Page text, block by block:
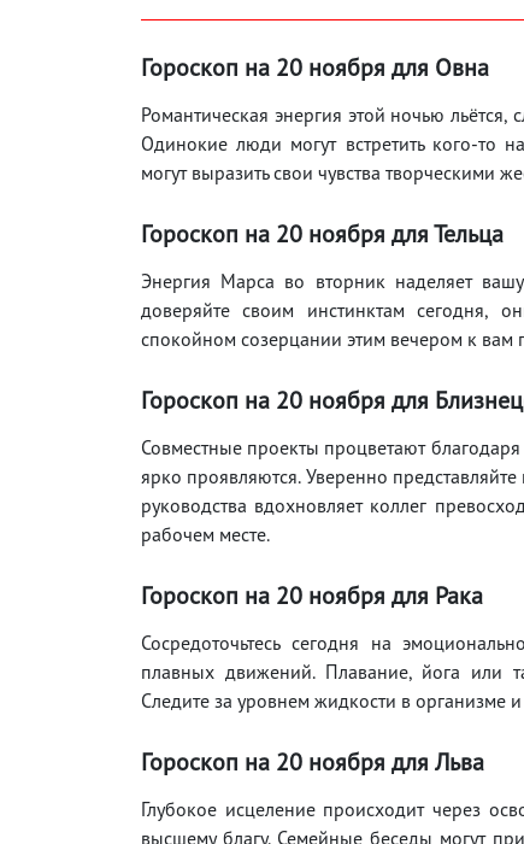
Гороскоп на 20 ноября для Овна
Романтическая энергия этой ночью
Одинокие люди могут встретить кого-то
могут выразить свои чувства творческими
Гороскоп на 20 ноября для Тельца
Энергия Марса во вторник наделяет
доверяйте своим инстинктам сегодня,
спокойном созерцании этим вечером к
Гороскоп на 20 ноября для
Совместные проекты процветают
ярко проявляются. Уверенно
руководства вдохновляет коллег
рабочем месте.
Гороскоп на 20 ноября для Рака
Сосредоточьтесь сегодня на
плавных движений. Плавание, йога или
Следите за уровнем жидкости в организме
Гороскоп на 20 ноября для Льва
Глубокое исцеление происходит через
высшему благу. Семейные беседы могут